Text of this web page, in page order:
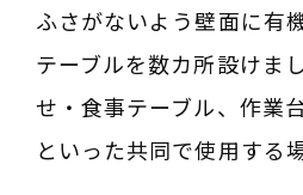
ふさがないよう壁面に有
テーブルを数カ所設けま
せ・食事テーブル、作業
といった共同で使用する